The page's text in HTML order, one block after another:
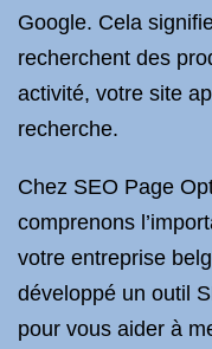
Google. Cela
recherchent des
activité, votre site
recherche.
Chez SEO Page
comprenons
votre entreprise
développé un outil
pour vous aider à